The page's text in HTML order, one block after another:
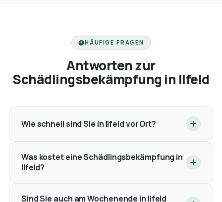
HÄUFIGE FRAGEN
Antworten zur
Schädlingsbekämpfung in Ilfeld
Wie schnell sind Sie in Ilfeld vor Ort?
Was kostet eine Schädlingsbekämpfung in
Ilfeld?
Sind Sie auch am Wochenende in Ilfeld